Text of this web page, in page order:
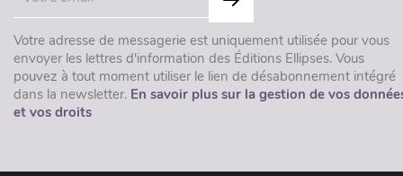
Votre adresse de messagerie est uniquement utilisée pour vous
envoyer les lettres d'information des Éditions Ellipses. Vous
pouvez à tout moment utiliser le lien de désabonnement intégré
dans la newsletter. En savoir plus sur la gestion de vos
et vos droits